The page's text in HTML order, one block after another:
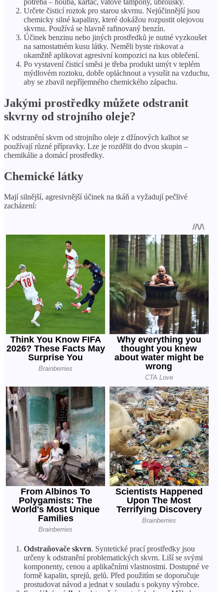
Určete čisticí roztok pro starou skvrnu. Nejúčinnější jsou
chemicky silné kapaliny, které dokážou rozpustit olejovou
skvrnu. Používá se hlavně rafinovaný benzín.
Účinek benzinu nebo jiných prostředků je nutné vyzkoušet
na samostatném kusu látky. Neměli byste riskovat a
okamžitě aplikovat agresivní kompozici na kus oblečení.
Po vystavení čisticí směsi je třeba produkt umýt v teplém
mýdlovém roztoku, dobře opláchnout a vysušit na vzduchu,
aby se zbavil nepříjemného chemického zápachu.
Jakými prostředky můžete odstranit
skvrny od strojního oleje?
K odstranění skvrn od strojního oleje z džínových kalhot se
používají různé přípravky. Lze je rozdělit do dvou skupin –
chemikálie a domácí prostředky.
Chemické látky
Mají silnější, agresivnější účinek na tkáň a vyžadují pečlivé
zacházení:
Odstraňovače skvrn. Syntetické prací prostředky jsou
určeny k odstranění problematických skvrn. Liší se svými
komponenty, cenou a aplikačními vlastnostmi. Dostupné ve
formě kapalin, sprejů, gelů. Před použitím se doporučuje
prostudovat návod a jednat v souladu s pokyny výrobce.